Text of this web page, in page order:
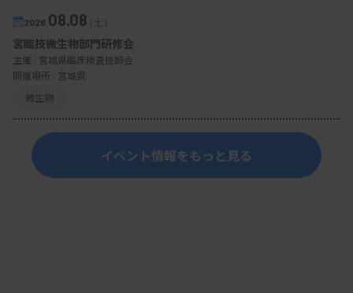
落ち込んだが、その後、増加に転じ、2023年は286
件にまで回復した。一方、PSG直接入院の件数はコ
ロナ禍でも増え続け、2022年度に87件、2023年度
に84件になった。全PSG件数の3割近くを占める
（図2）。課題だった院内他科からの患者受け入れ
数も2023年に増加し、院内医師に合同勉強会への
参加を促してきたことなどの成果がみえてきた。
2026. 08.08（土）
宮臨技微生物部門研修会
主催 : 宮城県臨床検査技師会
開催場所 : 宮城県
微生物
イベント情報をもっと見る